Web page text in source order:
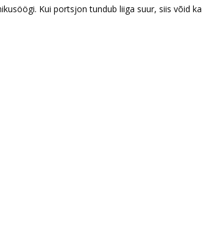
Kui portsjon tundub liiga suur, siis võid